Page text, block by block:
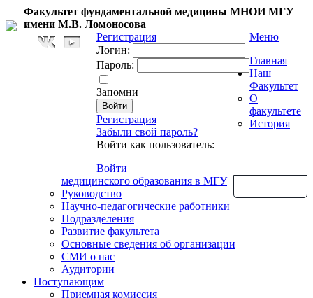
Факультет фундаментальной медицины МНОИ МГУ
имени М.В. Ломоносова
Регистрация
Логин:
Пароль:
Запомни
Регистрация
Забыли свой пароль?
Войти как пользователь:
Войти
Меню
Главная
Наш
Факультет
О
факультете
История
медицинского образования в МГУ
Руководство
Научно-педагогические работники
Подразделения
Развитие факультета
Основные сведения об организации
СМИ о нас
Аудитории
Поступающим
Приемная комиссия